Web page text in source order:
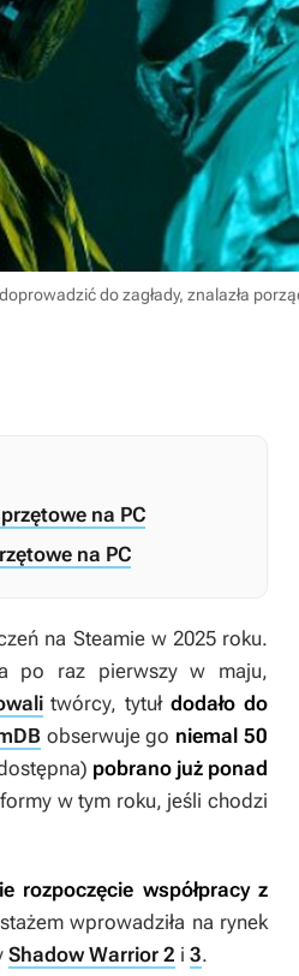
do zagłady, znalazła
na PC
na PC
na Steamie w 2025 roku.
po raz pierwszy w maju,
twórcy, tytułdodało do
obserwuje go niemal 50
pobrano już ponad
w tym roku, jeśli chodzi
rozpoczęcie współpracy z
wprowadziła na rynek
Shadow Warrior 2 i 3.